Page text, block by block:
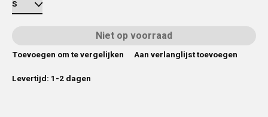
Niet op voorraad
Toevoegen om te vergelijken
Aan verlanglijst toevoegen
Levertijd: 1-2 dagen